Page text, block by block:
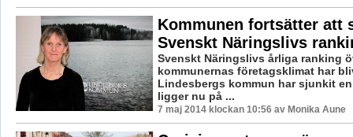
Kommunen fortsätter att
Svenskt Näringslivs
Svenskt Näringslivs årliga ranking
kommunernas företagsklimat har
Lindesbergs kommun har sjunkit
ligger nu på ...
7 maj 2014 klockan 10:56 av Monika Aune